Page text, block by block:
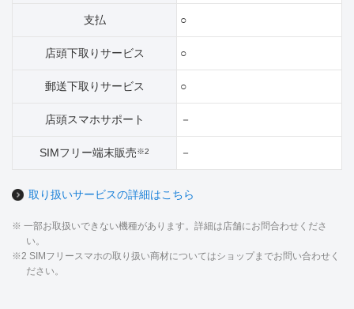
支払 ○
店頭下取りサービス ○
郵送下取りサービス ○
店頭スマホサポート －
SIMフリー端末販売※2 －
取り扱いサービスの詳細はこちら
※ 一部お取扱いできない機種があります。詳細は店舗にお問合わせくださ
い。
※2 SIMフリースマホの取り扱い商材についてはショップまでお問い合わせく
ださい。